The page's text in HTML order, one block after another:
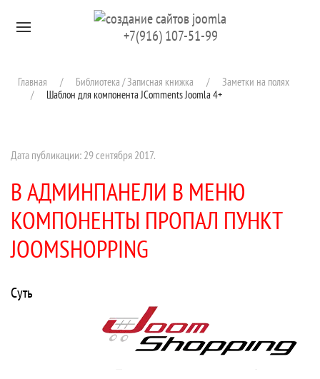
Перейти к содержимому+7(916) 107-51-99
Главная Библиотека / Записная книжка
Заметки на полях
Шаблон для компонента JComments Joomla 4+
Дата публикации: 29 сентября 2017.
В АДМИНПАНЕЛИ В МЕНЮ
КОМПОНЕНТЫ ПРОПАЛ ПУНКТ
JOOMSHOPPING
Суть